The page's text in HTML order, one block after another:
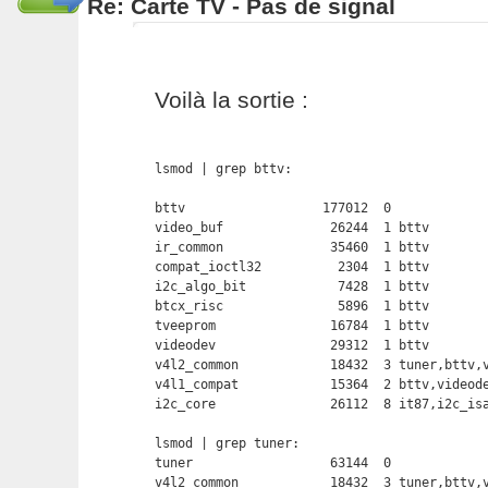
Re: Carte TV - Pas de signal
Voilà la sortie :
lsmod | grep bttv:
bttv                  177012  0
video_buf              26244  1 bttv
ir_common              35460  1 bttv
compat_ioctl32          2304  1 bttv
i2c_algo_bit            7428  1 bttv
btcx_risc               5896  1 bttv
tveeprom               16784  1 bttv
videodev               29312  1 bttv
v4l2_common            18432  3
v4l1_compat            15364  2
i2c_core               26112  8
lsmod | grep tuner:
tuner                  63144  0
v4l2_common            18432  3